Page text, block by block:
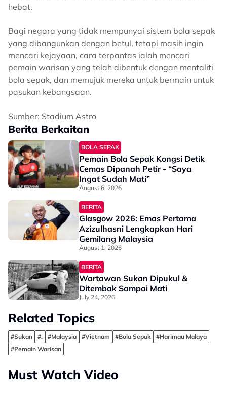
hebat.
Bagi negara yang tidak mempunyai sistem bola sepak
yang dibangunkan dengan betul, tetapi masih ingin
mencari kejayaan, cara terpantas ialah mencari
pemain warisan yang telah dibentuk dengan mentaliti
bola sepak, dan memujuk mereka untuk bermain untuk
pasukan kebangsaan.
Sumber: Stadium Astro
Berita Berkaitan
BOLA SEPAK
Pemain Bola Sepak Kongsi Detik
Cemas Dipanah Petir - “Saya
Ingat Sudah Mati”
August 6, 2026
BERITA
Glasgow 2026: Emas Pertama
Azizulhasni Lengkapkan Hari
Gemilang Malaysia
August 1, 2026
BERITA
Wartawan Sukan Dipukul &
Ditembak Sampai Mati
July 24, 2026
Related Topics
#Sukan #. #Malaysia #Vietnam #Bola Sepak
#Harimau Malaya
#Pemain Warisan
Must Watch Video